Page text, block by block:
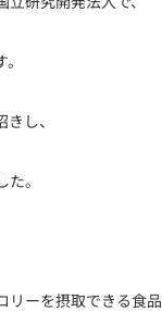
し、
。
リーを摂取できる食品